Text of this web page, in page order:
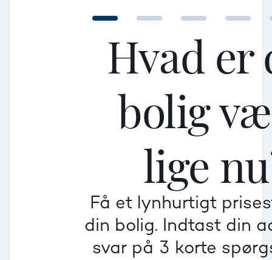
Hvad er
bolig
lige
Få et lynhurtigt
din bolig. Indtast din
svar på 3 korte
Dårlig
Mindre god
Mellem
Dårlig
Mindre god
Mellem
Dårlig
Mindre god
Mellem
Villa
Beregner pris